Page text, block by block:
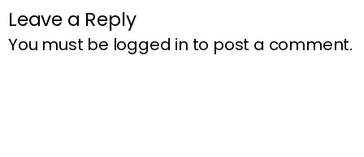
Leave a Reply
You must be logged in to post a comment.